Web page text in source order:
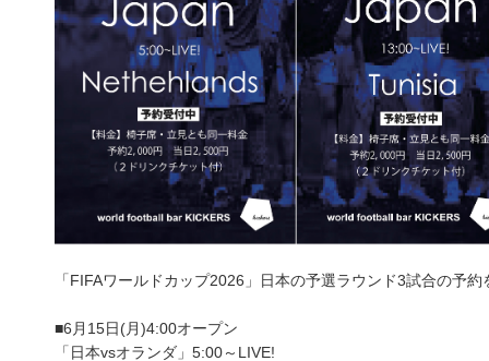
「FIFAワールドカップ2026」日本の予選ラウンド3試合の予
■6月15日(月)4:00オープン
「日本vsオランダ」5:00～LIVE!